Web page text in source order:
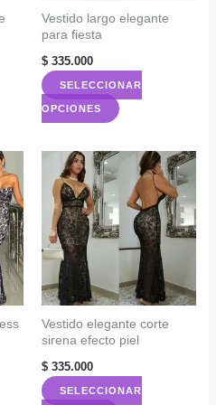
elegir
página
de
Vestido largo elegante
para fiesta
$ 335.000
SELECCIONAR
OPCIONES
Este
tiene
múltiples
variantes.
Las
opciones
pueden
elegir
en
página
Vestido elegante corte
sirena efecto piel
$ 335.000
SELECCIONAR